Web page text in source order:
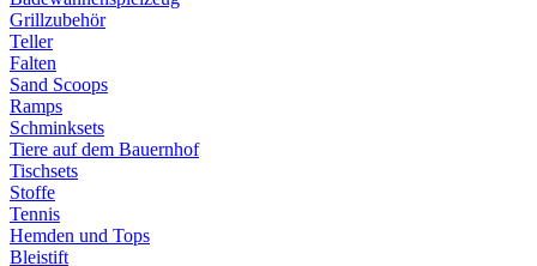
Grillzubehör
Teller
Falten
Sand Scoops
Ramps
Schminksets
Tiere auf dem Bauernhof
Tischsets
Stoffe
Tennis
Hemden und Tops
Bleistift